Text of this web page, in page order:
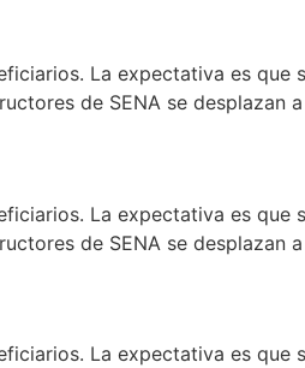
La expectativa es
de SENA se desplazan
La expectativa es
de SENA se desplazan
La expectativa es